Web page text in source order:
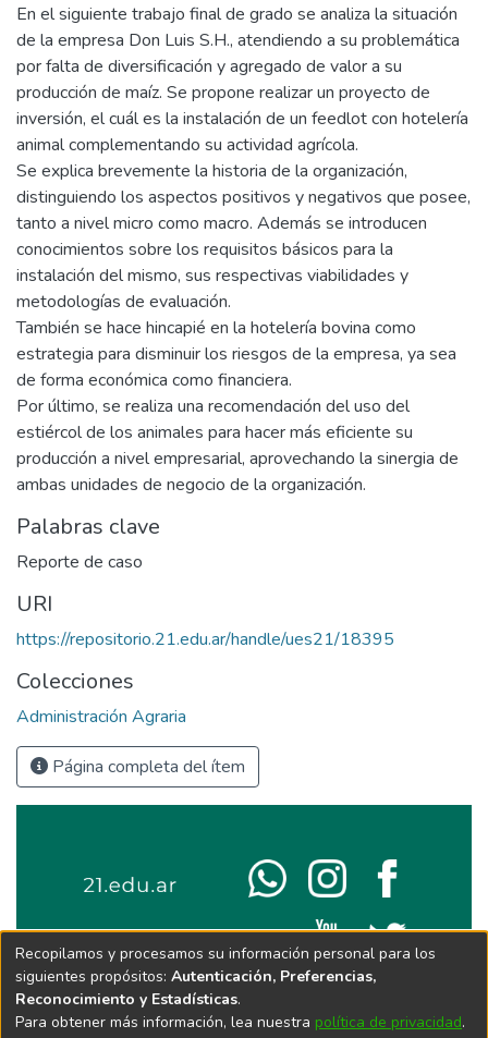
En el siguiente trabajo final de grado se analiza la situación
de la empresa Don Luis S.H., atendiendo a su problemática
por falta de diversificación y agregado de valor a su
producción de maíz. Se propone realizar un proyecto de
inversión, el cuál es la instalación de un feedlot con hotelería
animal complementando su actividad agrícola.
Se explica brevemente la historia de la organización,
distinguiendo los aspectos positivos y negativos que posee,
tanto a nivel micro como macro. Además se introducen
conocimientos sobre los requisitos básicos para la
instalación del mismo, sus respectivas viabilidades y
metodologías de evaluación.
También se hace hincapié en la hotelería bovina como
estrategia para disminuir los riesgos de la empresa, ya sea
de forma económica como financiera.
Por último, se realiza una recomendación del uso del
estiércol de los animales para hacer más eficiente su
producción a nivel empresarial, aprovechando la sinergia de
ambas unidades de negocio de la organización.
Palabras clave
Reporte de caso
URI
https://repositorio.21.edu.ar/handle/ues21/18395
Colecciones
Administración Agraria
Página completa del ítem
Recopilamos y procesamos su información personal para los
siguientes propósitos: Autenticación, Preferencias,
Reconocimiento y Estadísticas.
Para obtener más información, lea nuestra política de privacidad.